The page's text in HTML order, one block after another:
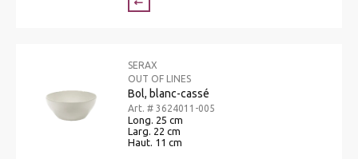
SERAX
OUT OF LINES
Bol, blanc-cassé
Art. # 3624011-005
Long. 25 cm
Larg. 22 cm
Haut. 11 cm